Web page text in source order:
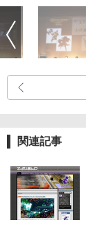
関連記事